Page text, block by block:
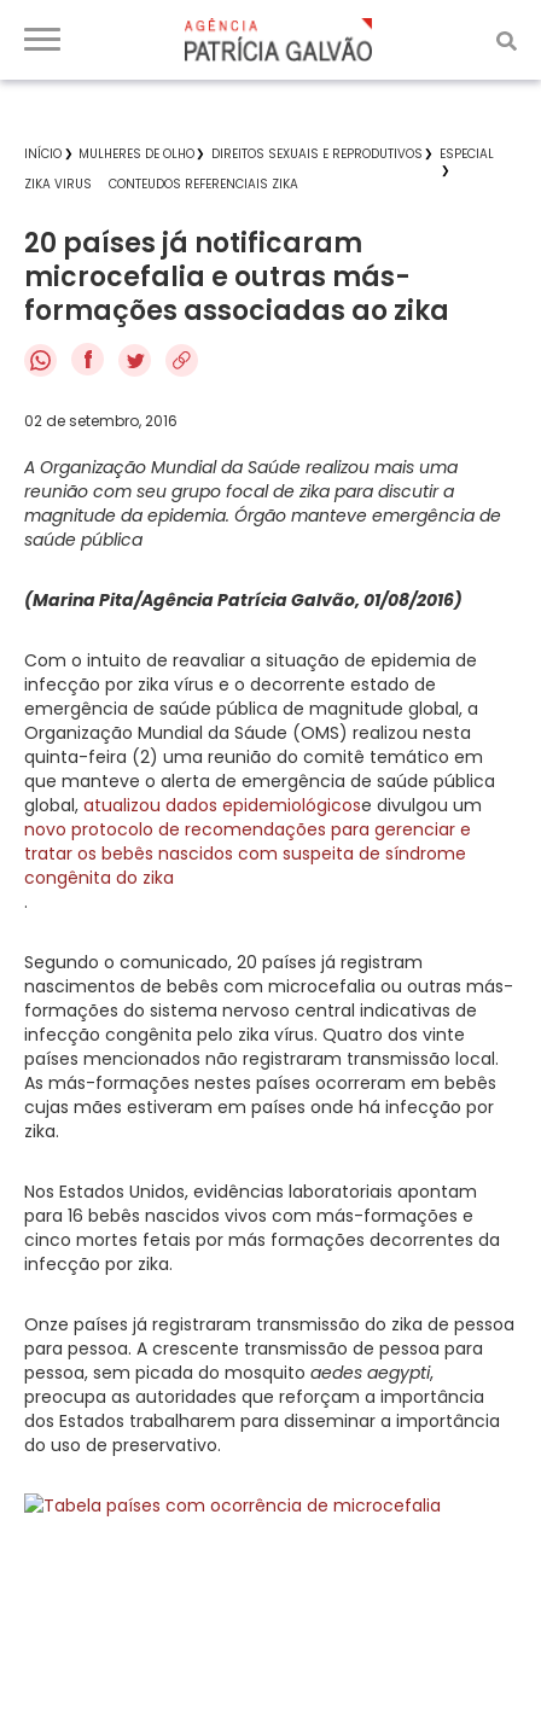
INÍCIO MULHERES DE OLHO DIREITOS SEXUAIS E REPRODUTIVOS
ESPECIAL
ZIKA VIRUS
CONTEUDOS REFERENCIAIS ZIKA
20 países já notificaram
microcefalia e outras más-
formações associadas ao zika
f
02 de setembro, 2016
A Organização Mundial da Saúde realizou mais uma
reunião com seu grupo focal de zika para discutir a
magnitude da epidemia. Órgão manteve emergência de
saúde pública
(Marina Pita/Agência Patrícia Galvão, 01/08/2016)
Com o intuito de reavaliar a situação de epidemia de
infecção por zika vírus e o decorrente estado de
emergência de saúde pública de magnitude global, a
Organização Mundial da Sáude (OMS) realizou nesta
quinta-feira (2) uma reunião do comitê temático em
que manteve o alerta de emergência de saúde pública
global, atualizou dados epidemiológicose divulgou um
novo protocolo de recomendações para gerenciar e
tratar os bebês nascidos com suspeita de síndrome
congênita do zika
.
Segundo o comunicado, 20 países já registram
nascimentos de bebês com microcefalia ou outras más-
formações do sistema nervoso central indicativas de
infecção congênita pelo zika vírus. Quatro dos vinte
países mencionados não registraram transmissão local.
As más-formações nestes países ocorreram em bebês
cujas mães estiveram em países onde há infecção por
zika.
Nos Estados Unidos, evidências laboratoriais apontam
para 16 bebês nascidos vivos com más-formações e
cinco mortes fetais por más formações decorrentes da
infecção por zika.
Onze países já registraram transmissão do zika de pessoa
para pessoa. A crescente transmissão de pessoa para
pessoa, sem picada do mosquito aedes aegypti,
preocupa as autoridades que reforçam a importância
dos Estados trabalharem para disseminar a importância
do uso de preservativo.